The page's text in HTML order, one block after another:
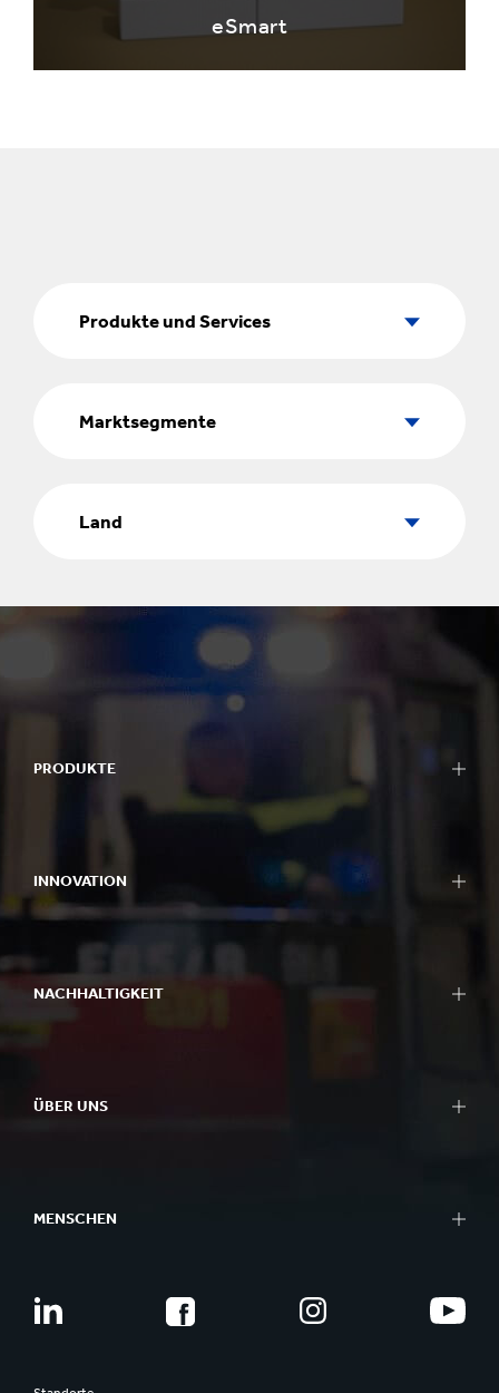
eSmart
Produkte und Services
Marktsegmente
Land
PRODUKTE
INNOVATION
NACHHALTIGKEIT
ÜBER UNS
MENSCHEN